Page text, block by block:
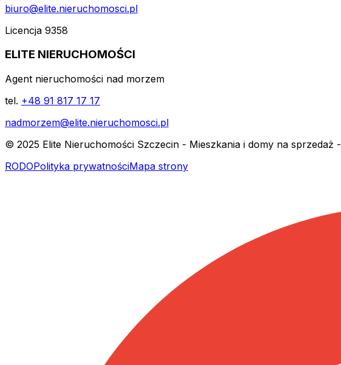
biuro@elite.nieruchomosci.pl
Licencja 9358
ELITE NIERUCHOMOŚCI
Agent nieruchomości nad morzem
tel. +48 91 817 17 17
nadmorzem@elite.nieruchomosci.pl
© 2025 Elite Nieruchomości Szczecin - Mieszkania i domy na sprzedaż -
RODOPolityka prywatnościMapa strony